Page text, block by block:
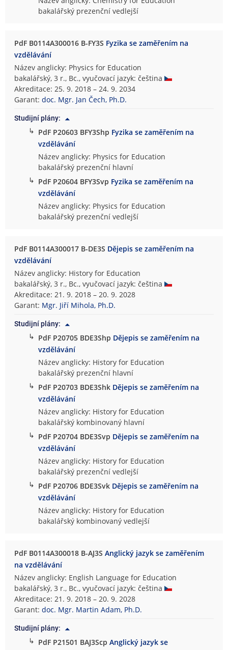
bakalářský prezenční vedlejší
PdF B0114A300016 B-FY3S Fyzika se zaměřením na
vzdělávání
Název anglicky: Physics for Education
bakalářský, 3 r., Bc., vyučovací jazyk: čeština
Akreditace: 25. 9. 2018 – 24. 9. 2034
Garant:doc. Mgr. Jan Čech, Ph.D.
Studijní plány:
↳ PdF P20603 BFY3Shp Fyzika se zaměřením na
vzdělávání
Název anglicky: Physics for Education
bakalářský prezenční hlavní
↳ PdF P20604 BFY3Svp Fyzika se zaměřením na
vzdělávání
Název anglicky: Physics for Education
bakalářský prezenční vedlejší
PdF B0114A300017 B-DE3S Dějepis se zaměřením na
vzdělávání
Název anglicky: History for Education
bakalářský, 3 r., Bc., vyučovací jazyk: čeština
Akreditace: 21. 9. 2018 – 20. 9. 2028
Garant: Mgr. Jiří Mihola, Ph.D.
Studijní plány:
↳ PdF P20705 BDE3Shp Dějepis se zaměřením na
vzdělávání
Název anglicky: History for Education
bakalářský prezenční hlavní
↳ PdF P20703 BDE3Shk Dějepis se zaměřením na
vzdělávání
Název anglicky: History for Education
bakalářský kombinovaný hlavní
↳ PdF P20704 BDE3Svp Dějepis se zaměřením na
vzdělávání
Název anglicky: History for Education
bakalářský prezenční vedlejší
↳ PdF P20706 BDE3Svk Dějepis se zaměřením na
vzdělávání
Název anglicky: History for Education
bakalářský kombinovaný vedlejší
PdF B0114A300018 B-AJ3SAnglický jazyk se zaměřením
na vzdělávání
Název anglicky: English Language for Education
bakalářský, 3 r., Bc., vyučovací jazyk: čeština
Akreditace: 21. 9. 2018 – 20. 9. 2028
Garant:doc. Mgr. Martin Adam, Ph.D.
Studijní plány:
↳ PdF P21501 BAJ3ScpAnglický jazyk se